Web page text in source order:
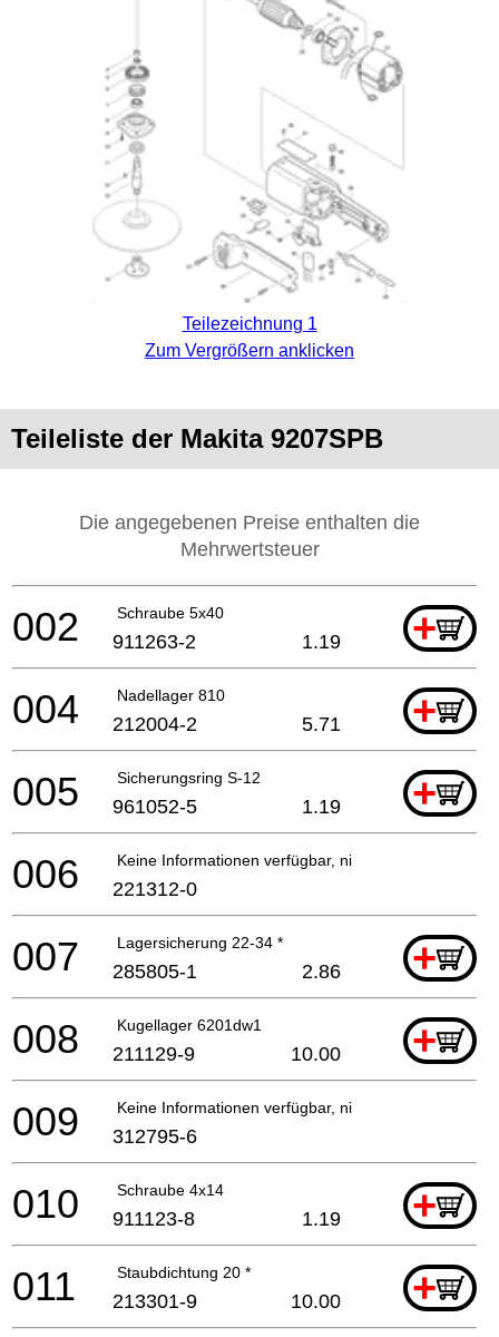
Teilezeichnung 1
Zum Vergrößern anklicken
Teileliste der Makita 9207SPB
Die angegebenen Preise enthalten die
Mehrwertsteuer
Schraube 5x40 +
002 911263-2 1.19
Nadellager 810 +
004 212004-2 5.71
Sicherungsring S-12 +
005 961052-5 1.19
Keine Informationen verfügbar, nicht bestellbar
006 221312-0
Lagersicherung 22-34 * +
007 285805-1 2.86
Kugellager 6201dw1 +
008 211129-9 10.00
Keine Informationen verfügbar, nicht bestellbar
009 312795-6
Schraube 4x14 +
010 911123-8 1.19
Staubdichtung 20 * +
011 213301-9 10.00